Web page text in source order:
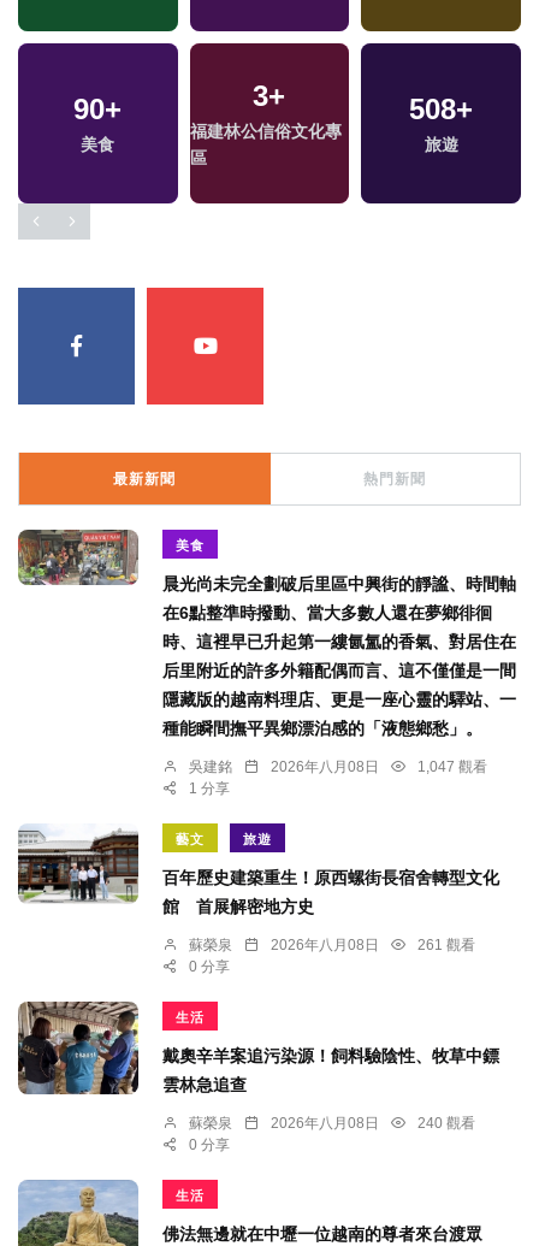
90+
美食
3+
福建林公信俗文化專
區
508+
旅遊
最新新聞 熱門新聞
美食
晨光尚未完全劃破后里區中興街的靜謐、時間軸
在6點整準時撥動、當大多數人還在夢鄉徘徊
時、這裡早已升起第一縷氤氳的香氣、對居住在
后里附近的許多外籍配偶而言、這不僅僅是一間
隱藏版的越南料理店、更是一座心靈的驛站、一
種能瞬間撫平異鄉漂泊感的「液態鄉愁」。
吳建銘 2026年八月08日
1,047 觀看
1 分享
藝文 旅遊
百年歷史建築重生！原西螺街長宿舍轉型文化
館 首展解密地方史
蘇榮泉 2026年八月08日
261 觀看
0 分享
生活
戴奧辛羊案追污染源！飼料驗陰性、牧草中鏢
雲林急追查
蘇榮泉 2026年八月08日
240 觀看
0 分享
生活
佛法無邊就在中壢一位越南的尊者來台渡眾